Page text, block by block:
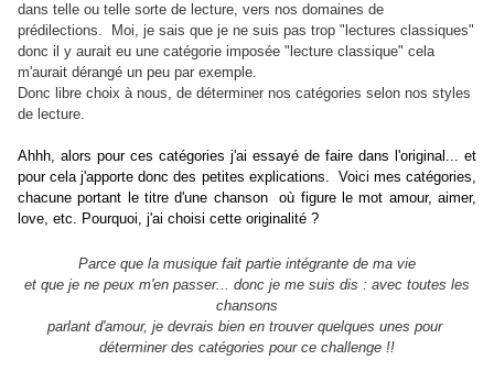
dans telle ou telle sorte de lecture, vers nos domaines de
prédilections. Moi, je sais que je ne suis pas trop "lectures classiques"
donc il y aurait eu une catégorie imposée "lecture classique" cela
m'aurait dérangé un peu par exemple.
Donc libre choix à nous, de déterminer nos catégories selon nos styles
de lecture.
Ahhh, alors pour ces catégories j'ai essayé de faire dans l'original... et
pour cela j'apporte donc des petites explications. Voici mes catégories,
chacune portant le titre d'une chanson
où figure le mot amour, aimer,
love, etc. Pourquoi, j'ai choisi cette originalité ?
Parce que la musique fait partie intégrante de ma vie
et que je ne peux m'en passer... donc je me suis dis : avec toutes les
chansons
parlant d'amour, je devrais bien en trouver quelques unes pour
déterminer des catégories pour ce challenge !!